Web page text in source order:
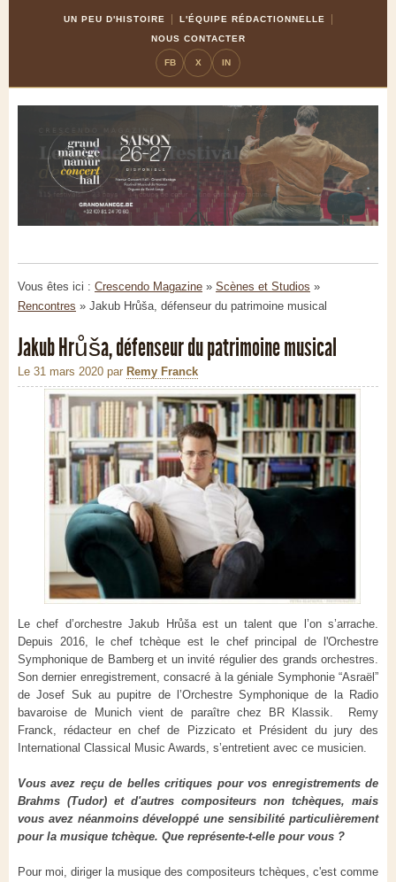
UN PEU D'HISTOIRE
L'ÉQUIPE RÉDACTIONNELLE
NOUS CONTACTER
FB X IN
Vous êtes ici : Crescendo Magazine » Scènes et Studios »
Rencontres » Jakub Hrůša, défenseur du patrimoine musical
Jakub Hrůša, défenseur du patrimoine musical
Le 31 mars 2020 par Remy Franck
Le chef d’orchestre Jakub Hrůša est un talent que l’on s’arrache.
Depuis 2016, le chef tchèque est le chef principal de l'Orchestre
Symphonique de Bamberg et un invité régulier des grands orchestres.
Son dernier enregistrement, consacré à la géniale Symphonie “Asraël”
de Josef Suk au pupitre de l’Orchestre Symphonique de la Radio
bavaroise de Munich vient de paraître chez BR Klassik.
Remy
Franck, rédacteur en chef de Pizzicato et Président du jury des
International Classical Music Awards, s’entretient avec ce musicien.
Vous avez reçu de belles critiques pour vos enregistrements de
Brahms (Tudor) et d'autres compositeurs non tchèques, mais
vous avez néanmoins développé une sensibilité particulièrement
pour la musique tchèque. Que représente-t-elle pour vous ?
Pour moi, diriger la musique des compositeurs tchèques, c'est comme